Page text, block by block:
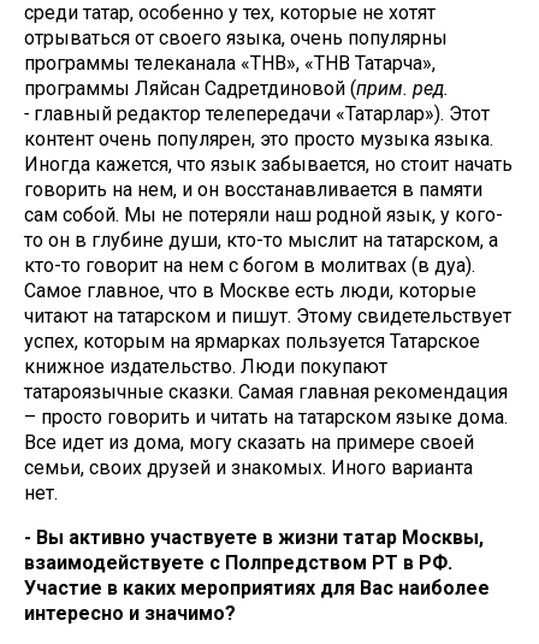
среди татар, особенно у тех, которые не хотят
отрываться от своего языка, очень популярны
программы телеканала «ТНВ», «ТНВ Татарча»,
программы Ляйсан Садретдиновой (прим. ред.
- главный редактор телепередачи «Татарлар»). Этот
контент очень популярен, это просто музыка языка.
Иногда кажется, что язык забывается, но стоит начать
говорить на нем, и он восстанавливается в памяти
сам собой. Мы не потеряли наш родной язык, у кого-
то он в глубине души, кто-то мыслит на татарском, а
кто-то говорит на нем с богом в молитвах (в дуа).
Самое главное, что в Москве есть люди, которые
читают на татарском и пишут. Этому свидетельствует
успех, которым на ярмарках пользуется Татарское
книжное издательство. Люди покупают
татароязычные сказки. Самая главная рекомендация
– просто говорить и читать на татарском языке дома.
Все идет из дома, могу сказать на примере своей
семьи, своих друзей и знакомых. Иного варианта
нет.
- Вы активно участвуете в жизни татар Москвы,
взаимодействуете с Полпредством РТ в РФ.
Участие в каких мероприятиях для Вас наиболее
интересно и значимо?